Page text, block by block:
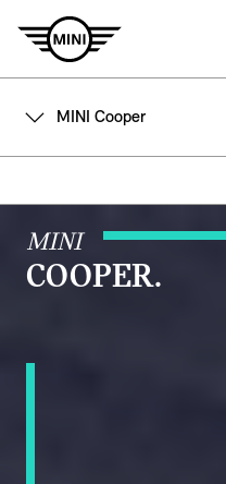
MINI Cooper
MINI
COOPER.